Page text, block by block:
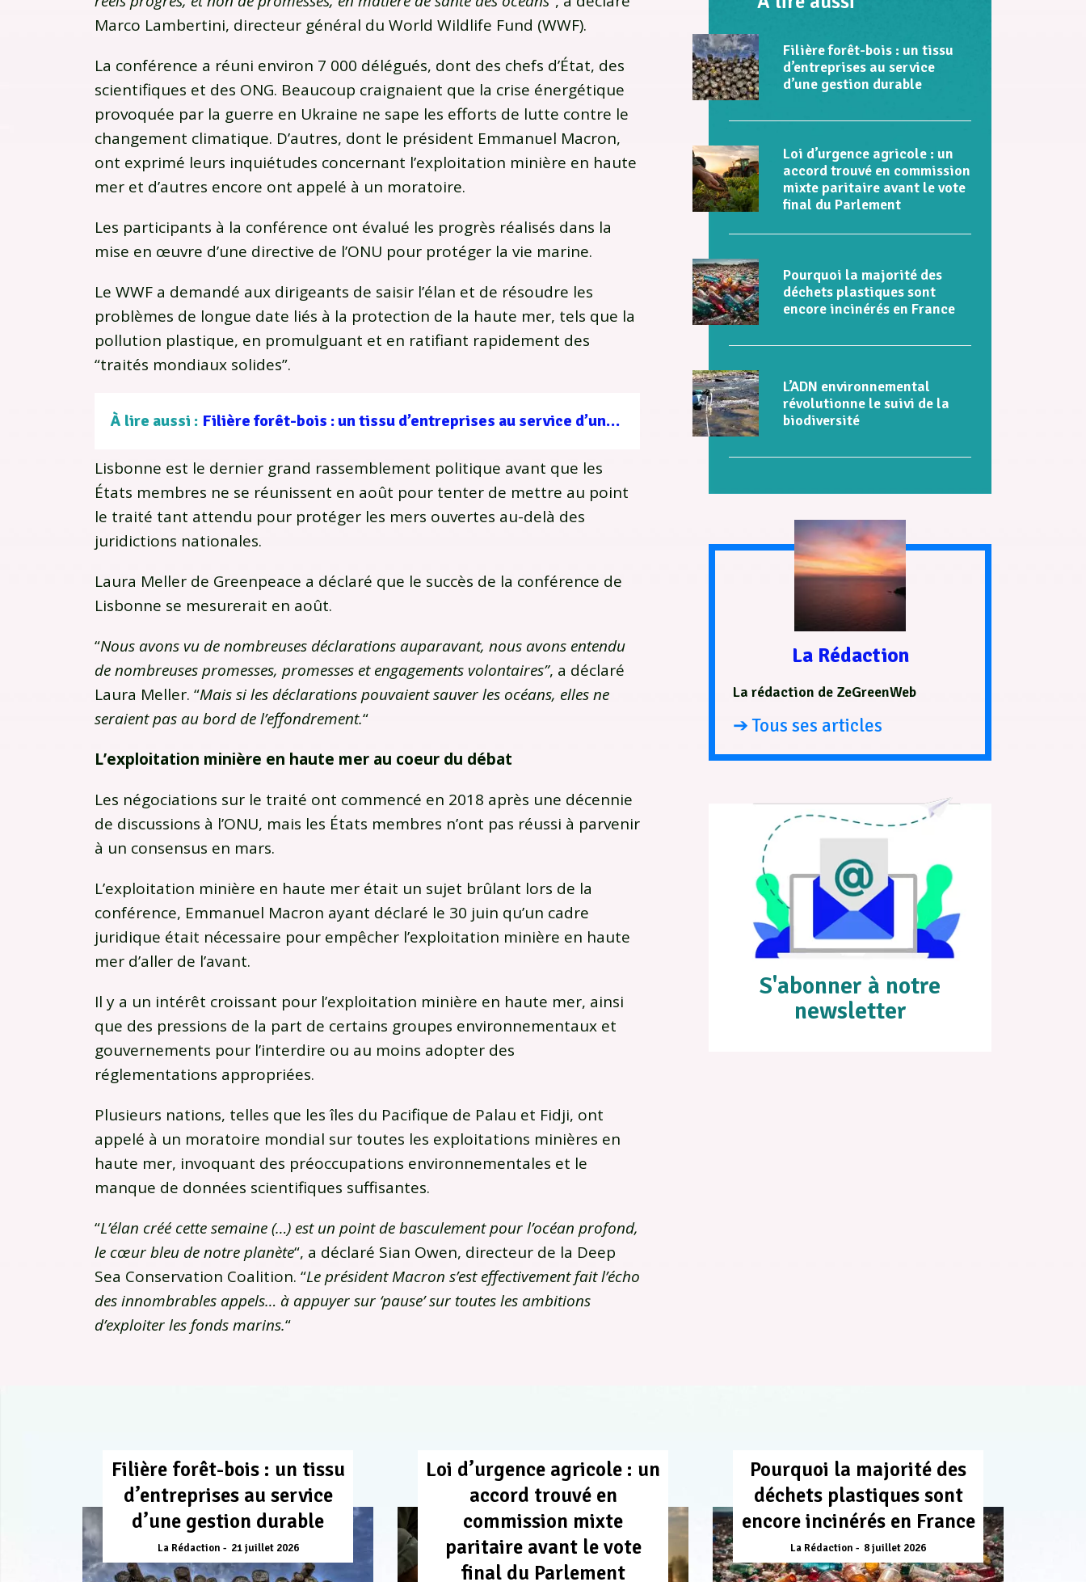
Marco Lambertini, directeur général du World Wildlife Fund (WWF).
La conférence a réuni environ 7 000 délégués, dont des chefs d’État, des
scientifiques et des ONG. Beaucoup craignaient que la crise énergétique
provoquée par la guerre en Ukraine ne sape les efforts de lutte contre le
changement climatique. D’autres, dont le président Emmanuel Macron,
ont exprimé leurs inquiétudes concernant l’exploitation minière en haute
mer et d’autres encore ont appelé à un moratoire.
Les participants à la conférence ont évalué les progrès réalisés dans la
mise en œuvre d’une directive de l’ONU pour protéger la vie marine.
Le WWF a demandé aux dirigeants de saisir l’élan et de résoudre les
problèmes de longue date liés à la protection de la haute mer, tels que la
pollution plastique, en promulguant et en ratifiant rapidement des
“traités mondiaux solides”.
À lire aussi : Filière forêt-bois : un tissu d’entreprises au service d’une gestion durable
Lisbonne est le dernier grand rassemblement politique avant que les
États membres ne se réunissent en août pour tenter de mettre au point
le traité tant attendu pour protéger les mers ouvertes au-delà des
juridictions nationales.
Laura Meller de Greenpeace a déclaré que le succès de la conférence de
Lisbonne se mesurerait en août.
“Nous avons vu de nombreuses déclarations auparavant, nous avons entendu
de nombreuses promesses, promesses et engagements volontaires”, a déclaré
Laura Meller. “Mais si les déclarations pouvaient sauver les océans, elles ne
seraient pas au bord de l’effondrement.“
L’exploitation minière en haute mer au coeur du débat
Les négociations sur le traité ont commencé en 2018 après une décennie
de discussions à l’ONU, mais les États membres n’ont pas réussi à parvenir
à un consensus en mars.
L’exploitation minière en haute mer était un sujet brûlant lors de la
conférence, Emmanuel Macron ayant déclaré le 30 juin qu’un cadre
juridique était nécessaire pour empêcher l’exploitation minière en haute
mer d’aller de l’avant.
Il y a un intérêt croissant pour l’exploitation minière en haute mer, ainsi
que des pressions de la part de certains groupes environnementaux et
gouvernements pour l’interdire ou au moins adopter des
réglementations appropriées.
Plusieurs nations, telles que les îles du Pacifique de Palau et Fidji, ont
appelé à un moratoire mondial sur toutes les exploitations minières en
haute mer, invoquant des préoccupations environnementales et le
manque de données scientifiques suffisantes.
“L’élan créé cette semaine (…) est un point de basculement pour l’océan profond,
le cœur bleu de notre planète“, a déclaré Sian Owen, directeur de la Deep
Sea Conservation Coalition. “Le président Macron s’est effectivement fait l’écho
des innombrables appels… à appuyer sur ‘pause’ sur toutes les ambitions
d’exploiter les fonds marins.“
Filière forêt-bois : un tissu
d’entreprises au service
d’une gestion durable
Loi d’urgence agricole : un
accord trouvé en commission
mixte paritaire avant le vote
final du Parlement
Pourquoi la majorité des
déchets plastiques sont
encore incinérés en France
L’ADN environnemental
révolutionne le suivi de la
biodiversité
La Rédaction
La rédaction de ZeGreenWeb
➔ Tous ses articles
S'abonner à notre
newsletter
Filière forêt-bois : un tissu
d’entreprises au service
d’une gestion durable
La Rédaction 21 juillet 2026
Loi d’urgence agricole : un
accord trouvé en
commission mixte
paritaire avant le vote
final du Parlement
Pourquoi la majorité des
déchets plastiques sont
encore incinérés en France
La Rédaction 8 juillet 2026